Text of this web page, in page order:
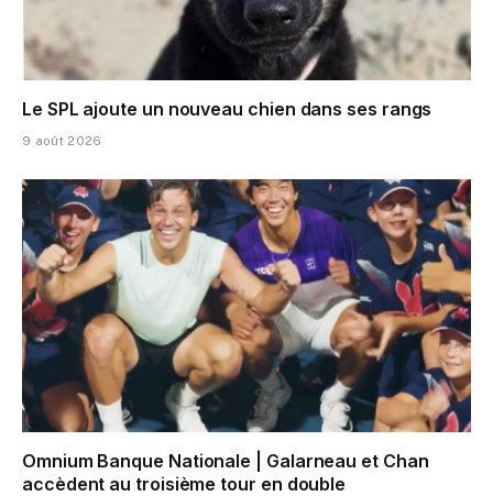
Le SPL ajoute un nouveau chien dans ses rangs
9 août 2026
Omnium Banque Nationale | Galarneau et Chan
accèdent au troisième tour en double